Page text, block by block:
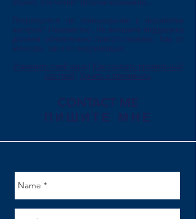
Может, это чётки? Вполне возможно...
Потребуется ли принуждение к выработке
настроя? Неизвестно. Но внешняя поддержка
должна обязательно присутствовать. Как от
ментора, так и от окружающих.
Изменить свой язык
Как создать правильный
настрой
Узнать и применить
CONTACT ME
ПИШИТЕ МНЕ